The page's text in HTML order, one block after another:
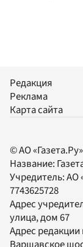
Редакция
Реклама
Карта сайта
© АО
Название:
Учредитель:АО
7743625728
Адрес
улица, дом 67
Адрес редакции